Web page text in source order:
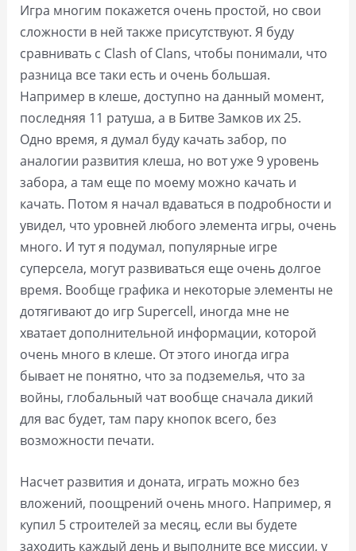
Игра многим покажется очень простой, но свои
сложности в ней также присутствуют. Я буду
сравнивать с Clash of Clans, чтобы понимали, что
разница все таки есть и очень большая.
Например в клеше, доступно на данный момент,
последняя 11 ратуша, а в Битве Замков их 25.
Одно время, я думал буду качать забор, по
аналогии развития клеша, но вот уже 9 уровень
забора, а там еще по моему можно качать и
качать. Потом я начал вдаваться в подробности и
увидел, что уровней любого элемента игры, очень
много. И тут я подумал, популярные игре
суперсела, могут развиваться еще очень долгое
время. Вообще графика и некоторые элементы не
дотягивают до игр Supercell, иногда мне не
хватает дополнительной информации, которой
очень много в клеше. От этого иногда игра
бывает не понятно, что за подземелья, что за
войны, глобальный чат вообще сначала дикий
для вас будет, там пару кнопок всего, без
возможности печати.
Насчет развития и доната, играть можно без
вложений, поощрений очень много. Например, я
купил 5 строителей за месяц, если вы будете
заходить каждый день и выполните все миссии, у